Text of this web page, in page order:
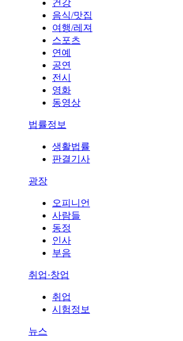
건강
음식/맛집
여행/레져
스포츠
연예
공연
전시
영화
동영상
법률정보
생활법률
판결기사
광장
오피니언
사람들
동정
인사
부음
취업·창업
취업
시험정보
뉴스